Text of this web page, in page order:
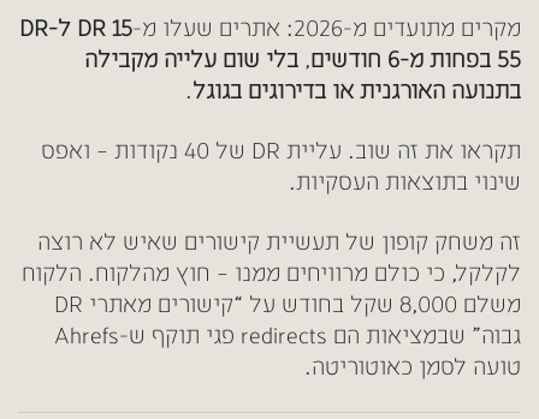
מקרים מתועדים מ-2026: אתרים שעלו מ-
DR 15 ל-DR
55 בפחות מ-6 חודשים
, בלי שום עלייה מקבילה
בתנועה האורגנית או בדירוגים בגוגל.
תקראו את זה שוב. עליית DR של 40 נקודות – ואפס
שינוי בתוצאות העסקיות.
זה משחק קופון של תעשיית קישורים שאיש לא רוצה
לקלקל, כי כולם מרוויחים ממנו – חוץ מהלקוח. הלקוח
משלם 8,000 שקל בחודש על “קישורים מאתרי DR
גבוה” שבמציאות הם redirects פגי תוקף ש-Ahrefs
טועה לסמן כאוטוריטה.